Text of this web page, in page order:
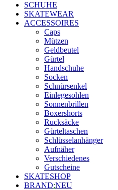
SCHUHE
SKATEWEAR
ACCESSOIRES
Caps
Mützen
Geldbeutel
Gürtel
Handschuhe
Socken
Schnürsenkel
Einlegesohlen
Sonnenbrillen
Boxershorts
Rucksäcke
Gürteltaschen
Schlüsselanhänger
Aufnäher
Verschiedenes
Gutscheine
SKATESHOP
BRAND:NEU